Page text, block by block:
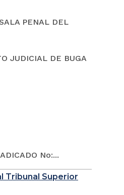
PENAL DEL
JUDICIAL DE BUGA
No:...
Tribunal Superior